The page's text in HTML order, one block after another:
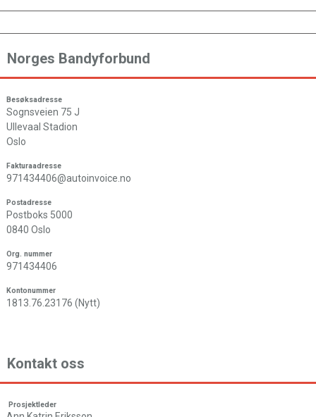
Norges Bandyforbund
Besøksadresse
Sognsveien 75 J
Ullevaal Stadion
Oslo
Fakturaadresse
971434406@autoinvoice.no
Postadresse
Postboks 5000
0840 Oslo
Org. nummer
971434406
Kontonummer
1813.76.23176 (Nytt)
Kontakt oss
Prosjektleder